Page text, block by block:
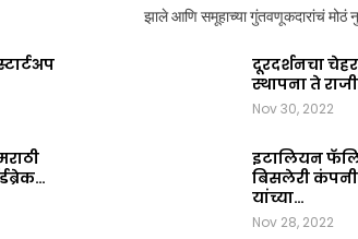
झाले आणि समूहाच्या गुंतवणूकदारांचं मोठं
दूरदर्शनचा
स्थापना ते
Nov 30, 2022
इटालियन
बिसलेरी
यांच्या…
Nov 28, 2022